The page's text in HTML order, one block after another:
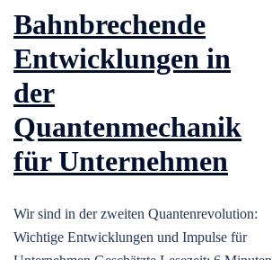
Bahnbrechende
Entwicklungen in
der
Quantenmechanik
für Unternehmen
Wir sind in der zweiten Quantenrevolution:
Wichtige Entwicklungen und Impulse für